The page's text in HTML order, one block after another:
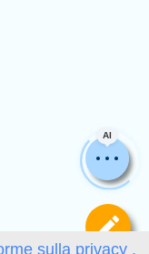
sulla privacy .
AI